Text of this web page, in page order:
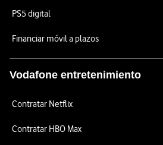
PS5 digital
Financiar móvil a plazos
Vodafone entretenimiento
Contratar Netflix
Contratar HBO Max